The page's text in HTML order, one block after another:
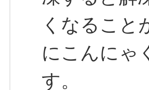
くなること
にこんにゃ
す。